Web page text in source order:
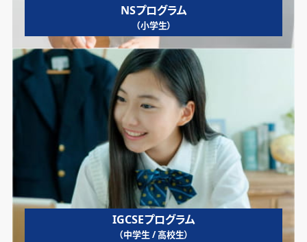
NSプログラム
（小学生）
IGCSEプログラム
（中学生 / 高校生）